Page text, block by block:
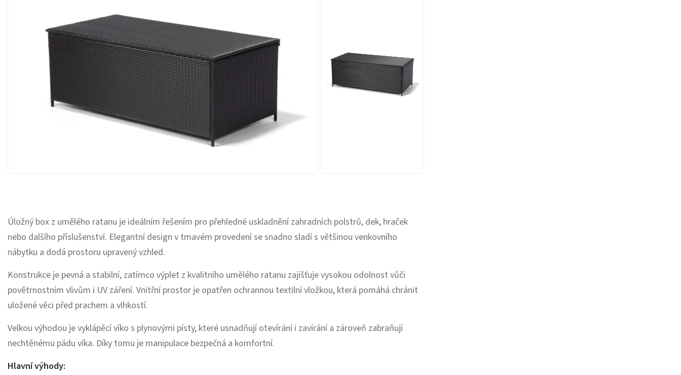
Úložný box z umělého ratanu je ideálním řešením pro přehledné uskladnění zahradních polstrů, dek, hraček
nebo dalšího příslušenství. Elegantní design v tmavém provedení se snadno sladí s většinou venkovního
nábytku a dodá prostoru upravený vzhled.
Konstrukce je pevná a stabilní, zatímco výplet z kvalitního umělého ratanu zajišťuje vysokou odolnost vůči
povětrnostním vlivům i UV záření. Vnitřní prostor je opatřen ochrannou textilní vložkou, která pomáhá chránit
uložené věci před prachem a vlhkostí.
Velkou výhodou je vyklápěcí víko s plynovými písty, které usnadňují otevírání i zavírání a zároveň zabraňují
nechtěnému pádu víka. Díky tomu je manipulace bezpečná a komfortní.
Hlavní výhody: